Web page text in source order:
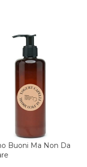
Buoni Ma Non Da